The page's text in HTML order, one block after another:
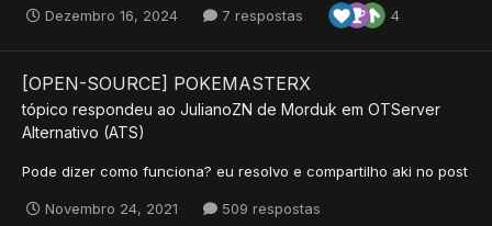
Dezembro 16, 2024 7 respostas 4
[OPEN-SOURCE] POKEMASTERX
tópico respondeu ao JulianoZN de Morduk em OTServer
Alternativo (ATS)
Pode dizer como funciona? eu resolvo e compartilho aki no post
Novembro 24, 2021 509 respostas